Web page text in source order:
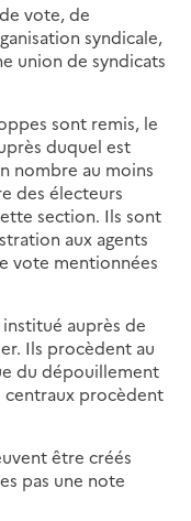
vote, de
syndicale,
union de syndicats
sont remis, le
duquel est
nombre au moins
des électeurs
section. Ils sont
aux agents
vote mentionnées
auprès de
Ils procèdent au
du dépouillement
centraux procèdent
être créés
pas une note